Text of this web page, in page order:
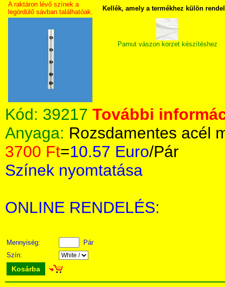
A raktáron lévő színek a
legördülő sávban találhatóak.
Kellék, amely a termékhez külön
Pamut vászon korzet készítéshez
Kód: 39217 További
Anyaga: Rozsdamentes acél
3700 Ft=10.57 Euro/Pár
Színek nyomtatása
ONLINE RENDELÉS:
Mennyiség:
Pár
Szín:
Kosárba